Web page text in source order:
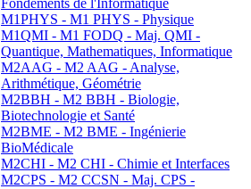
Fondements de l'Informatique
M1PHYS - M1 PHYS - Physique
M1QMI - M1 FODQ - Maj. QMI -
Quantique, Mathematiques, Informatique
M2AAG - M2 AAG - Analyse,
Arithmétique, Géométrie
M2BBH - M2 BBH - Biologie,
Biotechnologie et Santé
M2BME - M2 BME - Ingénierie
BioMédicale
M2CHI - M2 CHI - Chimie et Interfaces
M2CPS - M2 CCSN - Maj. CPS -